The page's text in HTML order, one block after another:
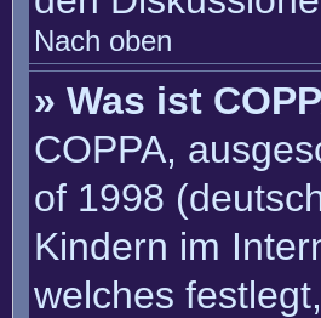
Nach oben
» Was ist
COPPA,
of 1998
Kindern im
welches